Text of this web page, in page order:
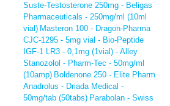
Suste-Testosterone 250mg - Beligas
Pharmaceuticals - 250mg/ml (10ml
vial) Masteron 100 - Dragon-Pharma
CJC-1295 - 5mg vial - Bio-Peptide
IGF-1 LR3 - 0,1mg (1vial) - Alley
Stanozolol - Pharm-Tec - 50mg/ml
(10amp) Boldenone 250 - Elite Pharm
Anadrolus - Driada Medical -
50mg/tab (50tabs) Parabolan - Swiss